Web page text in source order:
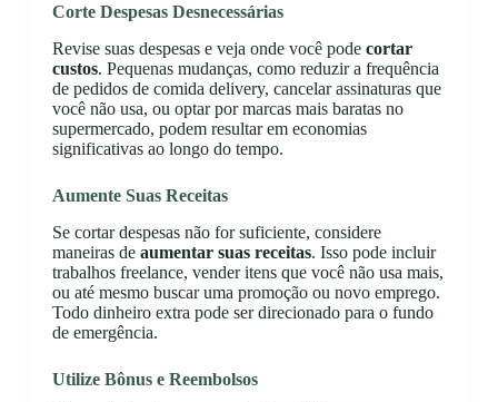
Corte Despesas Desnecessárias
Revise suas despesas e veja onde você pode cortar
custos. Pequenas mudanças, como reduzir a frequência
de pedidos de comida delivery, cancelar assinaturas que
você não usa, ou optar por marcas mais baratas no
supermercado, podem resultar em economias
significativas ao longo do tempo.
Aumente Suas Receitas
Se cortar despesas não for suficiente, considere
maneiras de aumentar suas receitas. Isso pode incluir
trabalhos freelance, vender itens que você não usa mais,
ou até mesmo buscar uma promoção ou novo emprego.
Todo dinheiro extra pode ser direcionado para o fundo
de emergência.
Utilize Bônus e Reembolsos